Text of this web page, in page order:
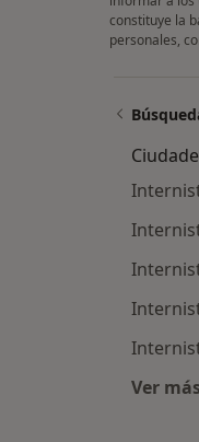
constituye la
personales,
Ver